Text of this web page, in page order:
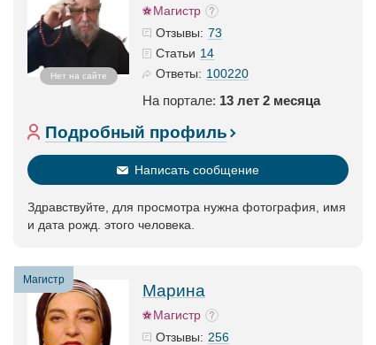
Нет на сайте
Магистр
Отзывы: 73
Статьи 14
Ответы: 100220
На портале: 13 лет 2 месяца
Подробный профиль
Написать сообщение
Здравствуйте, для просмотра нужна фотография, имя
и дата рожд. этого человека.
Магистр
Марина
Магистр
Отзывы: 256